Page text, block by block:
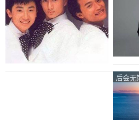
小虎队
后会无
词-邓